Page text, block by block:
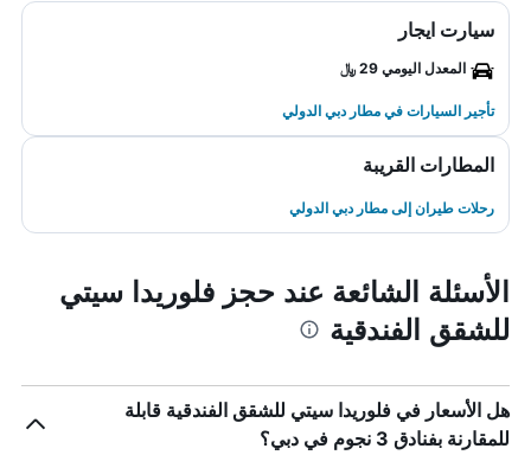
سيارت ايجار
المعدل اليومي 29 ﷼
تأجير السيارات في مطار دبي الدولي
المطارات القريبة
رحلات طيران إلى مطار دبي الدولي
الأسئلة الشائعة عند حجز فلوريدا سيتي
للشقق الفندقية
هل الأسعار في فلوريدا سيتي للشقق الفندقية قابلة
للمقارنة بفنادق 3 نجوم في دبي؟